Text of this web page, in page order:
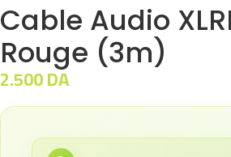
Cable Audio
Rouge (3m)
2.500DA